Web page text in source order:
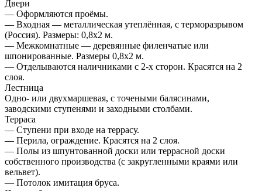
Двери
— Оформляются проёмы.
— Входная — металлическая утеплённая, с терморазрывом
(Россия). Размеры: 0,8х2 м.
— Межкомнатные — деревянные филенчатые или
шпонированные. Размеры 0,8х2 м.
— Отделываются наличниками с 2-х сторон. Красятся на 2
слоя.
Лестница
Одно- или двухмаршевая, с точеными балясинами,
заводскими ступенями и заходными столбами.
Терраса
— Ступени при входе на террасу.
— Перила, ограждение. Красятся на 2 слоя.
— Полы из шпунтованной доски или террасной доски
собственного производства (с закругленными краями или
вельвет).
— Потолок имитация бруса.